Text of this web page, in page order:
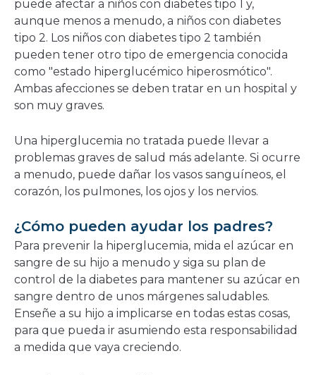
puede afectar a niños con diabetes tipo 1 y,
aunque menos a menudo, a niños con diabetes
tipo 2. Los niños con diabetes tipo 2 también
pueden tener otro tipo de emergencia conocida
como "estado hiperglucémico hiperosmótico".
Ambas afecciones se deben tratar en un hospital y
son muy graves.
Una hiperglucemia no tratada puede llevar a
problemas graves de salud más adelante. Si ocurre
a menudo, puede dañar los vasos sanguíneos, el
corazón, los pulmones, los ojos y los nervios.
¿Cómo pueden ayudar los padres?
Para prevenir la hiperglucemia, mida el azúcar en
sangre de su hijo a menudo y siga su plan de
control de la diabetes para mantener su azúcar en
sangre dentro de unos márgenes saludables.
Enseñe a su hijo a implicarse en todas estas cosas,
para que pueda ir asumiendo esta responsabilidad
a medida que vaya creciendo.